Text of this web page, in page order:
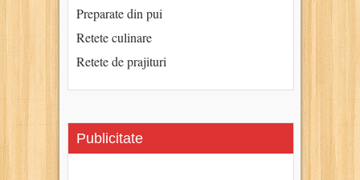
Preparate din pui
Retete culinare
Retete de prajituri
Publicitate